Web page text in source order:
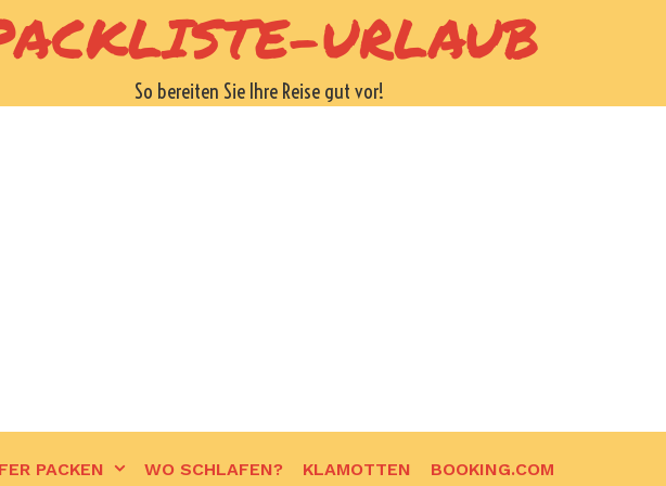
URLAUB
So bereiten Sie Ihre Reise gut vor!
PACKEN WO SCHLAFEN? KLAMOTTEN BOOKING.COM